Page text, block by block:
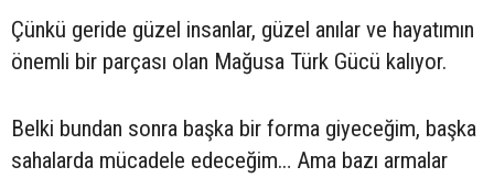
Çünkü geride güzel insanlar, güzel anılar ve hayatımın
önemli bir parçası olan Mağusa Türk Gücü kalıyor.
Belki bundan sonra başka bir forma giyeceğim, başka
sahalarda mücadele edeceğim… Ama bazı armalar